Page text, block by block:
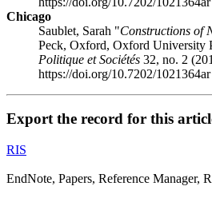
Chicago
Saublet, Sarah "Constructions of
Peck, Oxford, Oxford University
Politique et Sociétés 32, no. 2
https://doi.org/10.7202/1021364ar
Export the record for this
RIS
EndNote, Papers, Reference Manager,